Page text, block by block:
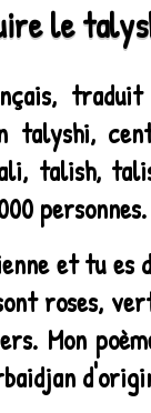
le
talyshi,
talish,
personnes.
et tu
roses,
Mon